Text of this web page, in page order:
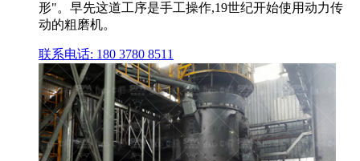
形"。早先这道工序是手工操作,19世纪开始使用动力传
动的粗磨机。
联系电话: 180 3780 8511